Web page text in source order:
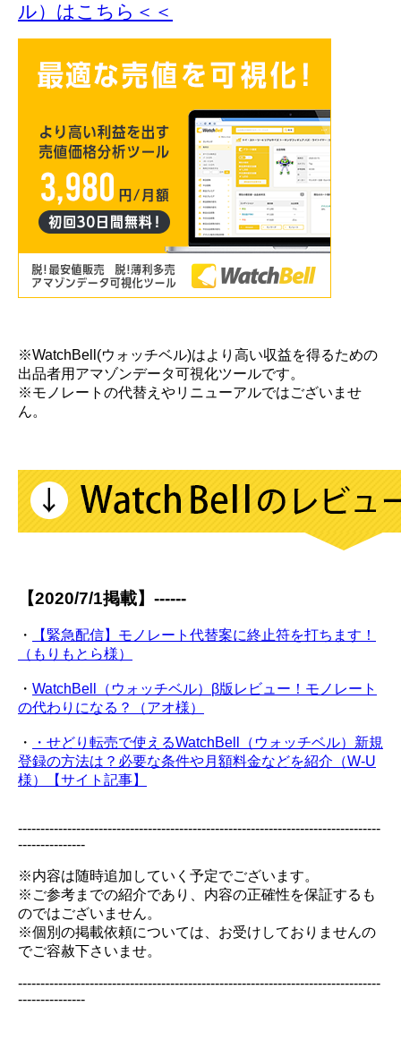
ル）はこちら＜＜
※WatchBell(ウォッチベル)はより高い収益を得るための
出品者用アマゾンデータ可視化ツールです。
※モノレートの代替えやリニューアルではございませ
ん。
【2020/7/1掲載】------
・
【緊急配信】モノレート代替案に終止符を打ちます！
（もりもとら様）
・ WatchBell（ウォッチベル）β版レビュー！モノレート
の代わりになる？（アオ様）
・
・せどり転売で使えるWatchBell（ウォッチベル）新規
登録の方法は？必要な条件や月額料金などを紹介（W-U
様）【サイト記事】
---------------------------------------------------------------------------------
---------------
※内容は随時追加していく予定でございます。
※ご参考までの紹介であり、内容の正確性を保証するも
のではございません。
※個別の掲載依頼については、お受けしておりませんの
でご容赦下さいませ。
---------------------------------------------------------------------------------
---------------